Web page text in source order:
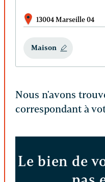
13004 Marseille 04
Maison
Nous n'avons
correspondant à
Le bien de